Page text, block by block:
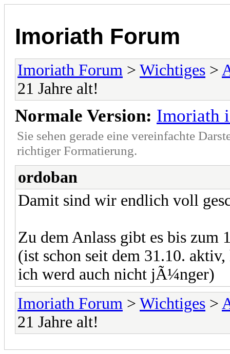
Imoriath Forum
Imoriath Forum > Wichtiges >
21 Jahre alt!
Normale Version: Imoriath
Sie sehen gerade eine vereinfachte
richtiger Formatierung.
ordoban
Damit sind wir endlich voll
Zu dem Anlass gibt es bis zum
(ist schon seit dem 31.10.
ich werd auch nicht jÃ¼nger)
Imoriath Forum > Wichtiges >
21 Jahre alt!